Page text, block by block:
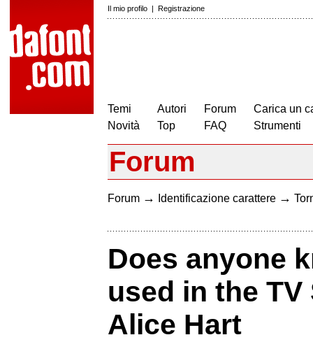
Il mio profilo | Registrazione
Temi
Novità
Autori
Top
Forum
FAQ
Carica un
Strumenti
Forum
Forum → Identificazione carattere →
Does anyone
used in the
Alice Hart